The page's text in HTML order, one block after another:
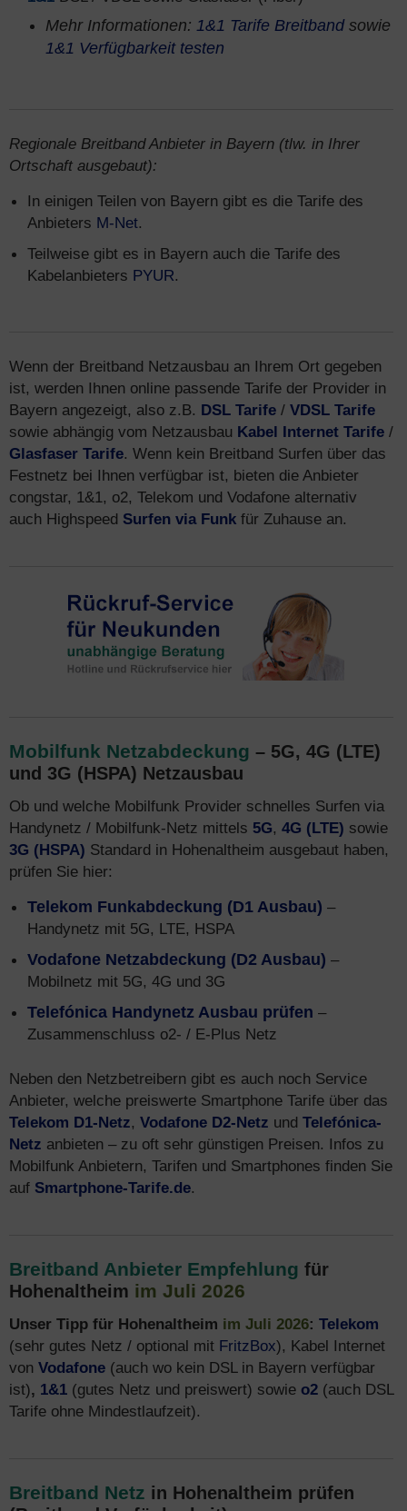
Mehr Informationen: 1&1 Tarife Breitbandsowie
1&1 Verfügbarkeit testen
Regionale Breitband Anbieter in Bayern (tlw. in Ihrer
Ortschaft ausgebaut):
In einigen Teilen von Bayern gibt es die Tarife des
Anbieters M-Net.
Teilweise gibt es in Bayern auch die Tarife des
Kabelanbieters PYUR.
Wenn der Breitband Netzausbau an Ihrem Ort gegeben
ist, werden Ihnen online passende Tarife der Provider in
Bayern angezeigt, also z.B. DSL Tarife / VDSL Tarife
sowie abhängig vom Netzausbau Kabel Internet Tarife /
Glasfaser Tarife. Wenn kein Breitband Surfen über das
Festnetz bei Ihnen verfügbar ist, bieten die Anbieter
congstar, 1&1, o2, Telekom und Vodafone alternativ
auch Highspeed Surfen via Funk für Zuhause an.
Mobilfunk Netzabdeckung – 5G, 4G (LTE)
und 3G (HSPA) Netzausbau
Ob und welche Mobilfunk Provider schnelles Surfen via
Handynetz / Mobilfunk-Netz mittels 5G, 4G (LTE) sowie
3G (HSPA) Standard in Hohenaltheim ausgebaut haben,
prüfen Sie hier:
Telekom Funkabdeckung (D1 Ausbau) –
Handynetz mit 5G, LTE, HSPA
Vodafone Netzabdeckung (D2 Ausbau) –
Mobilnetz mit 5G, 4G und 3G
Telefónica Handynetz Ausbau prüfen –
Zusammenschluss o2- / E-Plus Netz
Neben den Netzbetreibern gibt es auch noch Service
Anbieter, welche preiswerte Smartphone Tarife über das
Telekom D1-Netz, Vodafone D2-Netz und Telefónica-
Netz anbieten – zu oft sehr günstigen Preisen. Infos zu
Mobilfunk Anbietern, Tarifen und Smartphones finden Sie
auf Smartphone-Tarife.de.
Breitband Anbieter Empfehlung für
Hohenaltheim im Juli 2026
Unser Tipp für Hohenaltheim im Juli 2026: Telekom
(sehr gutes Netz / optional mit FritzBox), Kabel Internet
von Vodafone (auch wo kein DSL in Bayern verfügbar
ist), 1&1 (gutes Netz und preiswert) sowie o2 (auch DSL
Tarife ohne Mindestlaufzeit).
Breitband Netz in Hohenaltheim prüfen